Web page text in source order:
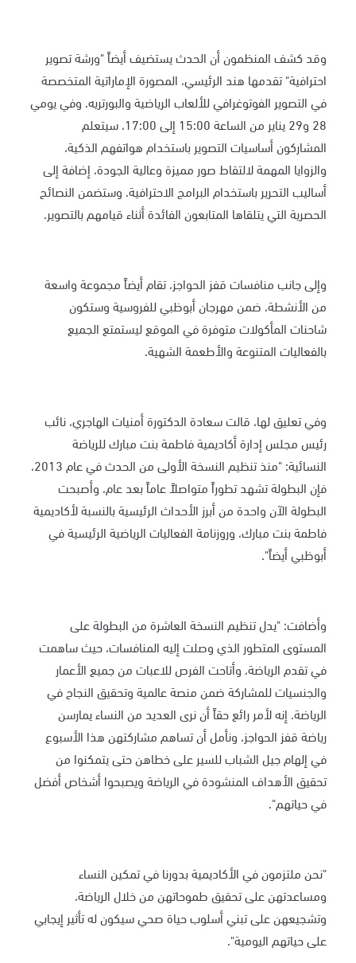
وقد كشف المنظمون أن الحدث يستضيف أيضاً "ورشة تصوير
احترافية" تقدمها هند الرئيسي، المصورة الإماراتية المتخصصة
في التصوير الفوتوغرافي للألعاب الرياضية والبورتريه. وفي يومي
28 و29 يناير من الساعة 15:00 إلى 17:00، سيتعلم
المشاركون أساسيات التصوير باستخدام هواتفهم الذكية،
والزوايا المهمة لالتقاط صور مميزة وعالية الجودة، إضافة إلى
أساليب التحرير باستخدام البرامج الاحترافية. وستضمن النصائح
الحصرية التي يتلقاها المتابعون الفائدة أثناء قيامهم بالتصوير.
وإلى جانب منافسات قفز الحواجز، تقام أيضاً مجموعة واسعة
من الأنشطة، ضمن مهرجان أبوظبي للفروسية وستكون
شاحنات المأكولات متوفرة في الموقع ليستمتع الجميع
بالفعاليات المتنوعة والأطعمة الشهية.
وفي تعليق لها، قالت سعادة الدكتورة أمنيات الهاجري، نائب
رئيس مجلس إدارة أكاديمية فاطمة بنت مبارك للرياضة
النسائية: "منذ تنظيم النسخة الأولى من الحدث في عام 2013،
فإن البطولة تشهد تطوراً متواصلاً عاماً بعد عام، وأصبحت
البطولة الآن واحدة من أبرز الأحداث الرئيسية بالنسبة لأكاديمية
فاطمة بنت مبارك، وروزنامة الفعاليات الرياضية الرئيسية في
أبوظبي أيضاً".
وأضافت: "يدل تنظيم النسخة العاشرة من البطولة على
المستوى المتطور الذي وصلت إليه المنافسات، حيث ساهمت
في تقدم الرياضة، وأتاحت الفرص للاعبات من جميع الأعمار
والجنسيات للمشاركة ضمن منصة عالمية وتحقيق النجاح في
الرياضة. إنه لأمر رائع حقاً أن نرى العديد من النساء يمارسن
رياضة قفز الحواجز، ونأمل أن تساهم مشاركتهن هذا الأسبوع
في إلهام جيل الشباب للسير على خطاهن حتى يتمكنوا من
تحقيق الأهداف المنشودة في الرياضة ويصبحوا أشخاص أفضل
في حياتهم".
"نحن ملتزمون في الأكاديمية بدورنا في تمكين النساء
ومساعدتهن على تحقيق طموحاتهن من خلال الرياضة،
وتشجيعهن على تبني أسلوب حياة صحي سيكون له تأثير إيجابي
على حياتهم اليومية".